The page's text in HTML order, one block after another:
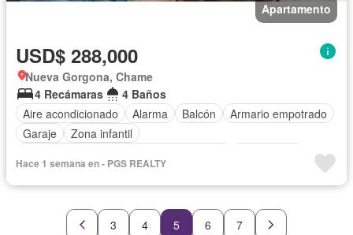
Apartamento
USD$ 288,000
Nueva Gorgona, Chame
4 Recámaras
4 Baños
Aire acondicionado
Alarma Balcón
Armario empotrado
Garaje
Zona infantil
Cocina equipada
Gimnasio
Ascensor
Gas natural Vista panorámica
Seguridad
Cuarto de servicio
Piscina Agua Patio
Hace 1 semana en - PGS REALTY
3 4 5 6 7